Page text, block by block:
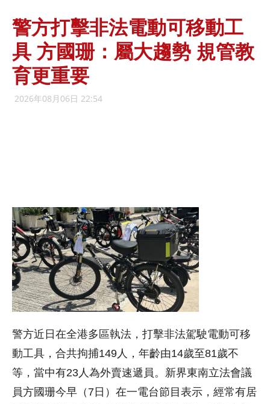
警方打擊非法電動可移動工
具 方國珊：屬大趨勢 規管教
育更重要
2026年08月06日 22:54
警方近日在全港多區執法，打擊非法駕駛電動可移
動工具，合共拘捕149人，年齡由14歲至81歲不
等，當中有23人為外賣速遞員。新界東南立法會議
員方國珊今早（7日）在一電台節目表示，經常有居